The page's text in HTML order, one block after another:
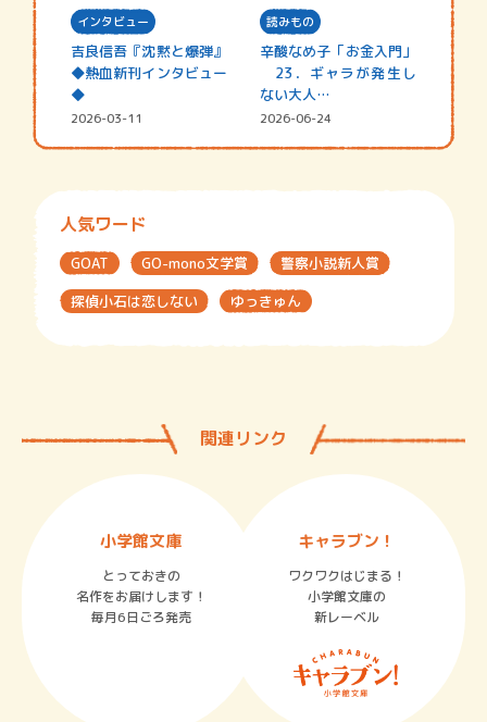
インタビュー
吉良信吾『沈黙と爆弾』
◆熱血新刊インタビュー
◆
2026-03-11
読みもの
辛酸なめ子「お金入門」
23．ギャラが発生し
ない大人…
2026-06-24
人気ワード
GOAT GO-mono文学賞
警察小説新人賞
探偵小石は恋しない
ゆっきゅん
関連リンク
小学館文庫
とっておきの
名作をお届けします！
毎月6日ごろ発売
キャラブン！
ワクワクはじまる！
小学館文庫の
新レーベル